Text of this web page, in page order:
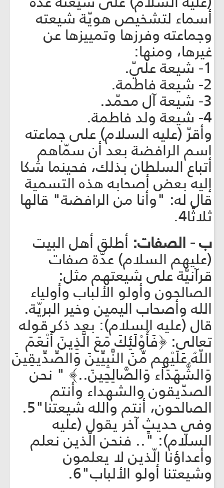
أسماء لتشخيص هويّة شيعته
وجماعته وفرزها وتمييزها عن
غيرها، ومنها:
1- شيعة عليّ.
2- شيعة فاطمة.
3- شيعة آل محمّد.
4- شيعة ولد فاطمة.
وأقرّ (عليه السلام) على جماعته
اسم الرافضة بعد أن سمّاهم
أتباع السلطان بذلك، فحينما شكا
إليه بعض أصحابه هذه التسمية
قال له: "وأنا من الرافضة" قالها
ثلاثًا4.
ب - الصفات: أطلق أهل البيت
(عليهم السلام) عدّة صفات
قرآنيّة على شيعتهم مثل:
الصالحون وأولو الألباب وأولياء
الله وأصحاب اليمين وخير البريّة.
قال (عليه السلام): بعد ذكر قوله
تعالى: ﴿فَأُوْلَئِكَ مَعَ الَّذِينَ أَنْعَمَ
اللّهُ عَلَيْهِم مِّنَ النَّبِيِّينَ وَالصِّدِّيقِينَ
وَالشُّهَدَاء وَالصَّالِحِينَ..﴾ " نحن
الصدّيقون والشهداء وأنتم
الصالحون، أنتم والله شيعتنا"5.
وفي حديثٍ آخر يقول (عليه
السلام): ".. فنحن الّذين نعلم
وأعداؤنا الّذين لا يعلمون
وشيعتنا أولو الألباب"6.